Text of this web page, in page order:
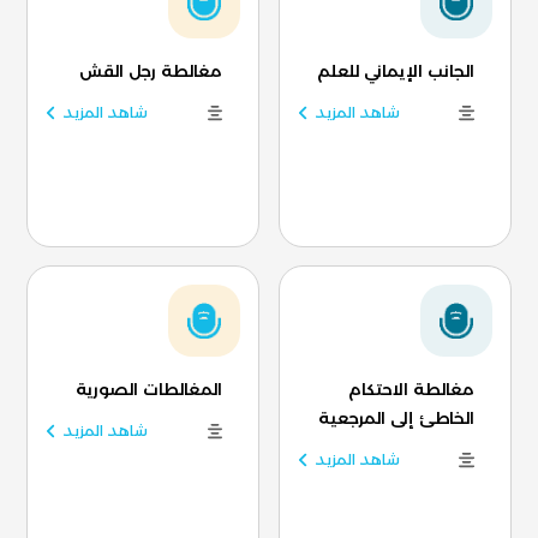
الجانب الإيماني للعلم
شاهد المزيد
مغالطة رجل القش
شاهد المزيد
مغالطة الاحتكام
الخاطئ إلى المرجعية
شاهد المزيد
المغالطات الصورية
شاهد المزيد